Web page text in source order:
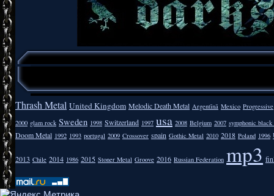
Thrash Metal United Kingdom Melodic Death Metal Argentīnā Mexico Progressive
2000 glam rock Sweden 1998 Switzerland 1997 usa 2008 Belgium 2007 symphonic
Doom Metal 1992 1993 portugal 2009 Crossover spain Gothic Metal 2010 2018 Poland 1996
2013 Chile 2014 1986 2015 Stoner Metal Groove 2016 Russian Federation mp3